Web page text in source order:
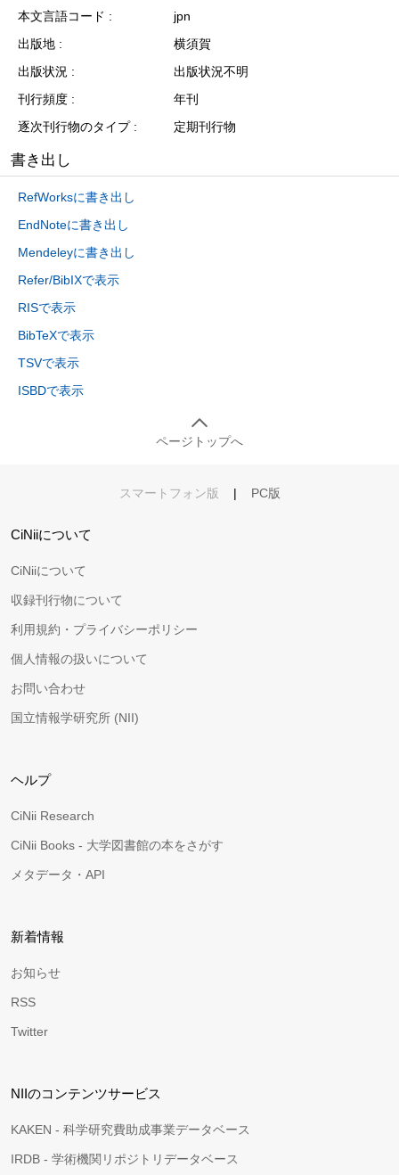
本文言語コード
jpn
出版地
横須賀
出版状況
出版状況不明
刊行頻度
年刊
逐次刊行物のタイプ
定期刊行物
書き出し
RefWorksに書き出し
EndNoteに書き出し
Mendeleyに書き出し
Refer/BibIXで表示
RISで表示
BibTeXで表示
TSVで表示
ISBDで表示
ページトップへ
スマートフォン版 | PC版
CiNiiについて
CiNiiについて
収録刊行物について
利用規約・プライバシーポリシー
個人情報の扱いについて
お問い合わせ
国立情報学研究所 (NII)
ヘルプ
CiNii Research
CiNii Books - 大学図書館の本をさがす
メタデータ・API
新着情報
お知らせ
RSS
Twitter
NIIのコンテンツサービス
KAKEN - 科学研究費助成事業データベース
IRDB - 学術機関リポジトリデータベース